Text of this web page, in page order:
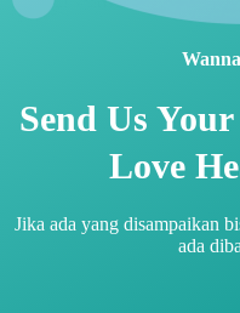
Send Us
Love
Jika ada yang disampaikan
ada